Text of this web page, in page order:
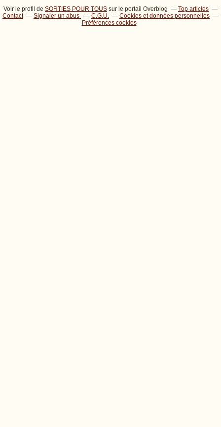
Voir le profil de SORTIES POUR TOUS sur le portail Overblog
Top articles
Contact
Signaler un abus C.G.U.
Cookies et données personnelles
Préférences cookies